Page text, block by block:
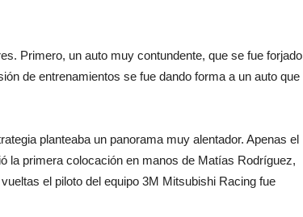
Primero, un auto muy contundente, que se fue forjado
de entrenamientos se fue dando forma a un auto que
planteaba un panorama muy alentador. Apenas el
la primera colocación en manos de Matías Rodríguez,
el piloto del equipo 3M Mitsubishi Racing fue